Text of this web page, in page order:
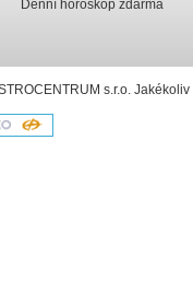
Denní horoskop zdarma
s.r.o.